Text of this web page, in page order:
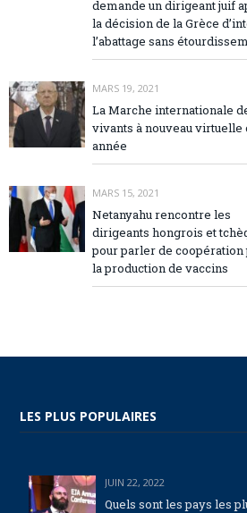
demande un dirigeant juif
la décision de la Grèce
l’abattage sans
MARS 19, 2021
La Marche internationale
vivants à nouveau virtuelle
année
MARS 15, 2021
Netanyahu rencontre les
dirigeants hongrois et
pour parler de coopération
la production de vaccins
LES PLUS POPULAIRES
JUIN 22, 2022
Quels sont les pays les